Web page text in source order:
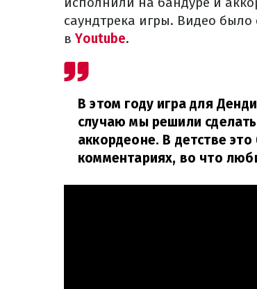
саундтрека игры. Видео
в Youtube.
В этом году игра для
случаю мы решили
аккордеоне. В детстве
комментариях, во что